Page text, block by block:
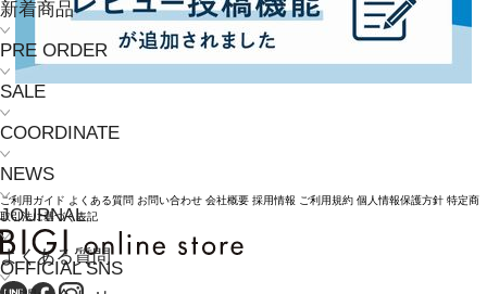
新着商品
PRE ORDER
SALE
COORDINATE
NEWS
JOURNAL
よくある質問
ご利用ガイド よくある質問 お問い合わせ 会社概要 採用情報 ご利用規約 個人情報保護方針 特定商
取引法に基づく表記
OFFICIAL SNS